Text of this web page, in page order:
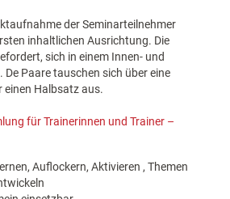
der Seminarteilnehmer
inhaltlichen Ausrichtung. Die
sich in einem Innen- und
Paare tauschen sich über eine
einen Halbsatz aus.
für Trainerinnen und Trainer –
Auflockern, Aktivieren , Themen